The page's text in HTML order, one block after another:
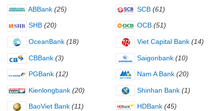
ABBank (25) SCB (61)
SHB (20) OCB (51)
OceanBank (18) Viet Capital Bank (14)
CBBank (3) Saigonbank (10)
PGBank (12) Nam A Bank (20)
Kienlongbank (20) Shinhan Bank (1)
BaoViet Bank (11) HDBank (45)